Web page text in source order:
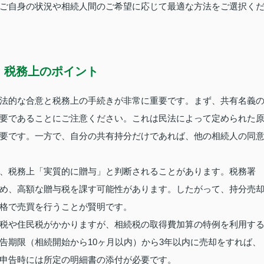
自身の状況や相続人間のご希望に応じて最適な方法をご選択くだ
務上のポイント
的な合意と税務上の手続きが非常に重要です。まず、共有名義の
であることにご注意ください。これは民法によって定められた原
です。一方で、自分の共有持分だけであれば、他の相続人の同意
税務上「実質的に贈与」と判断されることがあります。税務署
、高額な贈与税を課す可能性があります。したがって、持分売却
で売買を行うことが賢明です。
や住民税がかかりますが、相続税の取得費加算の特例を利用する
限（相続開始から10ヶ月以内）から3年以内に売却をすれば、
時には所定の明細書の添付が必要です。